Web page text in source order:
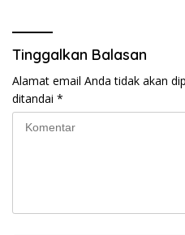
Tinggalkan Balasan
Alamat email Anda tidak akan
ditandai *